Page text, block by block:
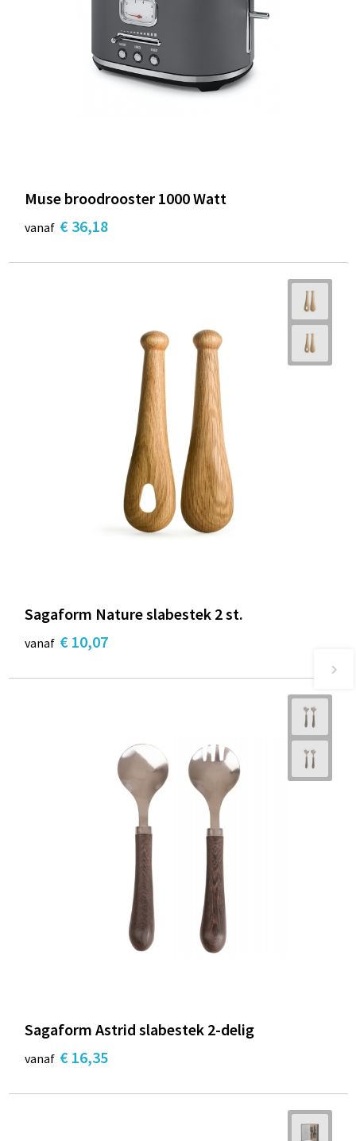
Muse broodrooster 1000 Watt
vanaf € 36,18
Sagaform Nature slabestek 2 st.
vanaf € 10,07
Sagaform Astrid slabestek 2-delig
vanaf € 16,35